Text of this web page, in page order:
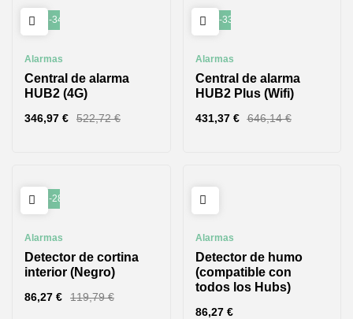
-34%
Alarmas
Central de alarma
HUB2 (4G)
522,72€
346,97 €
-33%
Alarmas
Central de alarma
HUB2 Plus (Wifi)
646,14€
431,37 €
-28%
Alarmas
Detector de cortina
interior (Negro)
119,79€
86,27 €
Alarmas
Detector de humo
(compatible con
todos los Hubs)
86,27 €